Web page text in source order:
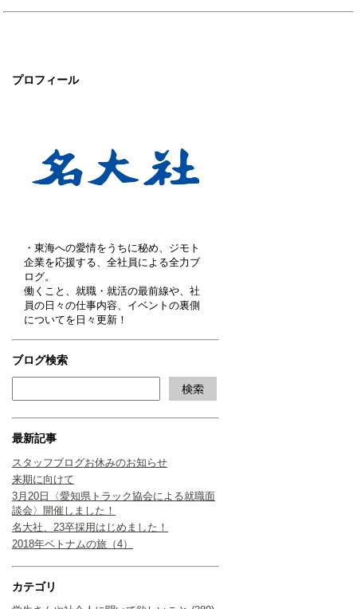
プロフィール
・東海への愛情をうちに秘め、ジモト
企業を応援する、全社員による全力ブ
ログ。
働くこと、就職・就活の最前線や、社
員の日々の仕事内容、イベントの裏側
についてを日々更新！
ブログ検索
最新記事
スタッフブログお休みのお知らせ
来期に向けて
3月20日〈愛知県トラック協会による就職面
談会〉開催しました！
名大社、23卒採用はじめました！
2018年ベトナムの旅（4）
カテゴリ